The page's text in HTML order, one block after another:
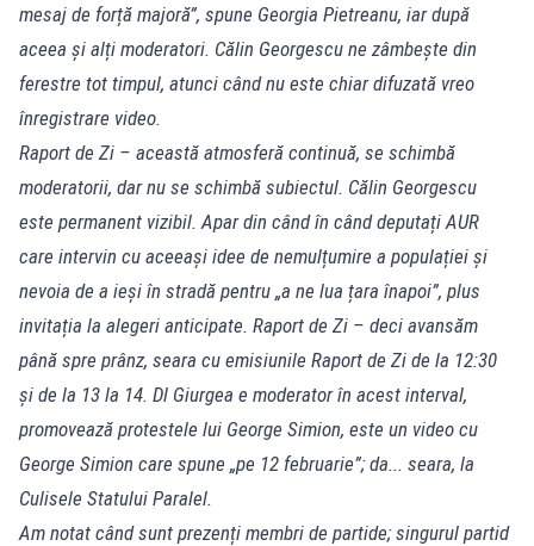
mesaj de forță majoră”, spune Georgia Pietreanu, iar după
aceea și alți moderatori. Călin Georgescu ne zâmbește din
ferestre tot timpul, atunci când nu este chiar difuzată vreo
înregistrare video.
Raport de Zi – această atmosferă continuă, se schimbă
moderatorii, dar nu se schimbă subiectul. Călin Georgescu
este permanent vizibil. Apar din când în când deputați AUR
care intervin cu aceeași idee de nemulțumire a populației și
nevoia de a ieși în stradă pentru „a ne lua țara înapoi”, plus
invitația la alegeri anticipate. Raport de Zi – deci avansăm
până spre prânz, seara cu emisiunile Raport de Zi de la 12:30
și de la 13 la 14. Dl Giurgea e moderator în acest interval,
promovează protestele lui George Simion, este un video cu
George Simion care spune „pe 12 februarie”; da... seara, la
Culisele Statului Paralel.
Am notat când sunt prezenți membri de partide; singurul partid